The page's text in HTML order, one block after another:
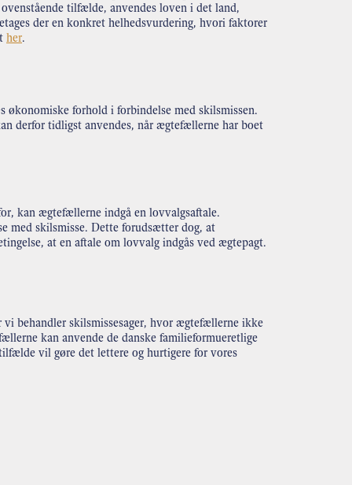
tilfælde, anvendes loven i det land,
der en konkret helhedsvurdering, hvori faktorer
her.
økonomiske forhold i forbindelse med skilsmissen.
derfor tidligst anvendes, når ægtefællerne har boet
kan ægtefællerne indgå en lovvalgsaftale.
med skilsmisse. Dette forudsætter dog, at
at en aftale om lovvalg indgås ved ægtepagt.
behandler skilsmissesager, hvor ægtefællerne ikke
kan anvende de danske familieformueretlige
vil gøre det lettere og hurtigere for vores